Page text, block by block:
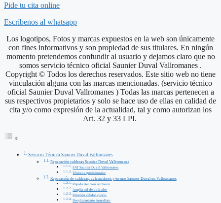
Pide tu cita online
Escríbenos al whatsapp
Los logotipos, Fotos y marcas expuestos en la web son únicamente
con fines informativos y son propiedad de sus titulares. En ningún
momento pretendemos confundir al usuario y dejamos claro que no
somos servicio técnico oficial Saunier Duval Vallromanes .
Copyright © Todos los derechos reservados. Este sitio web no tiene
vinculación alguna con las marcas mencionadas. (servicio técnico
oficial Saunier Duval Vallromanes ) Todas las marcas pertenecen a
sus respectivos propietarios y solo se hace uso de ellas en calidad de
cita y/o como expresión de la actualidad, tal y como autorizan los
Art. 32 y 33 LPI.
Servicio Técnico Saunier Duval Vallromanes
Reparación calderas Saunier Duval Vallromanes
SAT Saunier Duval Vallromanes
Técnicos profesionales
Reparación de calderas, calentadores y termos Saunier Duval en Vallromanes
Rápida atención al cliente
Amplia red de unidades
Relación calidad-precio
Desplazamiento inmediato